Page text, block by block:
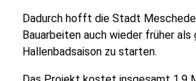
Dadurch hofft die Stadt
Bauarbeiten auch wieder früher als
Hallenbadsaison zu starten.